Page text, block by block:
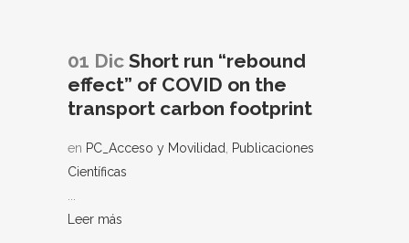
01 Dic Short run “rebound
effect” of COVID on the
transport carbon footprint
en PC_Acceso y Movilidad, Publicaciones
Científicas
...
Leer más